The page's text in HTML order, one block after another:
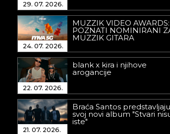
29. 07. 2026.
24. 07. 2026.
MUZZIK VIDEO AWARDS:
POZNATI NOMINIRANI
MUZZIK GITARA
22. 07. 2026.
blank x kira i njihove
arogancije
21. 07. 2026.
Braća Santos predstavljaju
svoj novi album "Stvari
iste"